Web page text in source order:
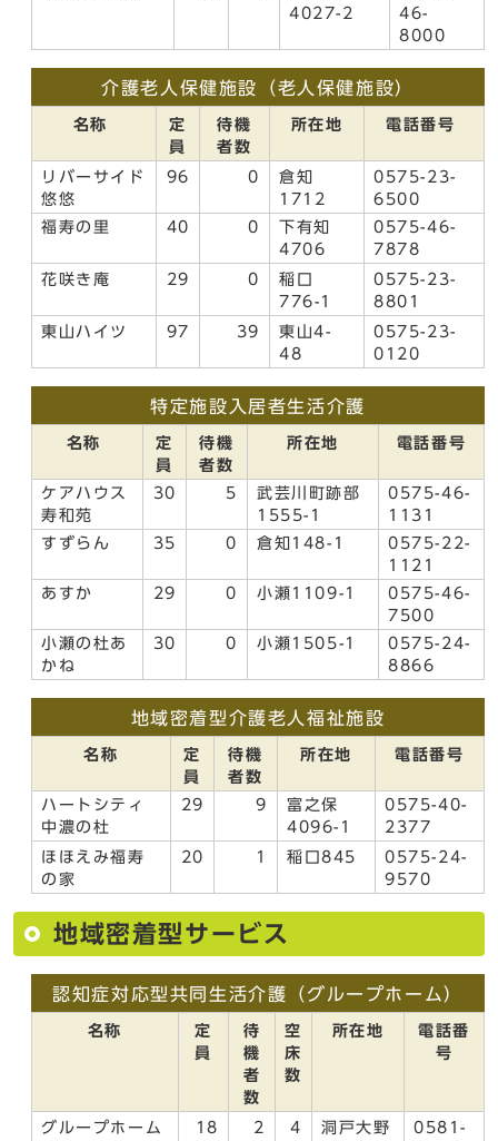
4027-2
46-
8000
介護老人保健施設（老人保健施設）
名称
定
員
待機
者数
所在地 電話番号
リバーサイド
悠悠
96 0
倉知
1712
0575-23-
6500
福寿の里
40 0
下有知
4706
0575-46-
7878
花咲き庵
29 0
稲口
776-1
0575-23-
8801
東山ハイツ
97 39
東山4-
48
0575-23-
0120
特定施設入居者生活介護
名称
定
員
待機
者数
所在地 電話番号
ケアハウス
寿和苑
30 5
武芸川町跡部
1555-1
0575-46-
1131
すずらん
35 0 倉知148-1
0575-22-
1121
あすか
29 0 小瀬1109-1
0575-46-
7500
小瀬の杜あ
かね
30 0 小瀬1505-1
0575-24-
8866
地域密着型介護老人福祉施設
名称
定
員
待機
者数
所在地 電話番号
ハートシティ
中濃の杜
29 9
富之保
4096-1
0575-40-
2377
ほほえみ福寿
の家
20 1 稲口845
0575-24-
9570
地域密着型サービス
認知症対応型共同生活介護（グループホーム）
名称
定
員
待
機
者
数
空
床
数
所在地
電話番
号
グループホーム 18 2 4 洞戸大野 0581-